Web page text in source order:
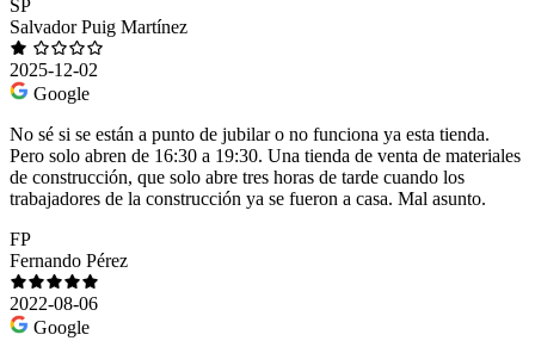
SP
Salvador Puig Martínez
2025-12-02
Google
No sé si se están a punto de jubilar o no funciona ya esta tienda.
Pero solo abren de 16:30 a 19:30. Una tienda de venta de materiales
de construcción, que solo abre tres horas de tarde cuando los
trabajadores de la construcción ya se fueron a casa. Mal asunto.
FP
Fernando Pérez
2022-08-06
Google